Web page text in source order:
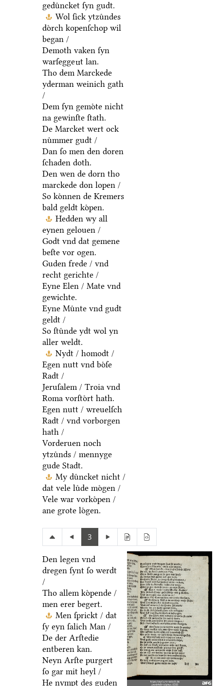
geduͤncket ſyn gudt.
Wol ſick ytzuͤndes
doͤrch kopenſchop wil
began /
Demoth vaken ſyn
warſeggent lan.
Tho dem Marckede
yderman weinich gath
/
Dem ſyn gemoͤte nicht
na gewinſte ſtath.
De Marcket wert ock
nuͦmmer gudt /
Dan ſo men den doren
ſchaden doth.
Den wen de dorn tho
marckede don lopen /
So koͤnnen de Kremers
bald geldt koͤpen.
Hedden wy all
eynen gelouen /
Godt vnd dat gemene
beſte vor ogen.
Guden frede / vnd
recht gerichte /
Eyne Elen / Mate vnd
gewichte.
Eyne Muͤnte vnd gudt
geldt /
So ſtuͤnde ydt wol yn
aller weldt.
Nydt / homodt /
Egen nutt vnd boͤſe
Radt /
Jeruſalem / Troia vnd
Roma vorſtoͤrt hath.
Egen nutt / wreuelſch
Radt / vnd vorborgen
hath /
Vorderuen noch
ytzuͤnds / mennyge
gude Stadt.
My duͤncket nicht /
dat vele luͤde moͤgen /
Vele war vorkoͤpen /
ane grote loͤgen.
3
Den legen vnd
dregen ſynt ſo werdt
/
Tho allem koͤpende /
men erer begert.
Men ſprickt / dat
ſy eyn ſalich Man /
De der Arſtedie
entberen kan.
Neyn Arſte purgert
ſo gar mit heyl /
He nympt des guden